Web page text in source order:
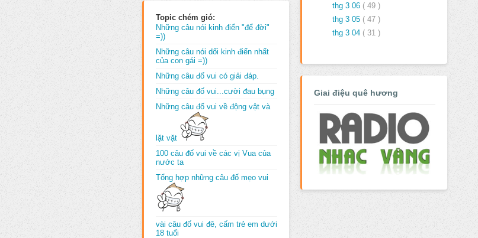
Topic chém gió:
Những câu nói kinh điển "để đời"
=))
Những câu nói dối kinh điển nhất
của con gái =))
Những câu đố vui có giải đáp.
Những câu đố vui...cười đau bụng
Những câu đố vui về động vật và
lặt vặt
100 câu đố vui về các vị Vua của
nước ta
Tổng hợp những câu đố mẹo vui
vài câu đố vui đê, cấm trẻ em dưới
18 tuổi
thg 3 06 ( 49 )
thg 3 05 ( 47 )
thg 3 04 ( 31 )
Giai điệu quê hương